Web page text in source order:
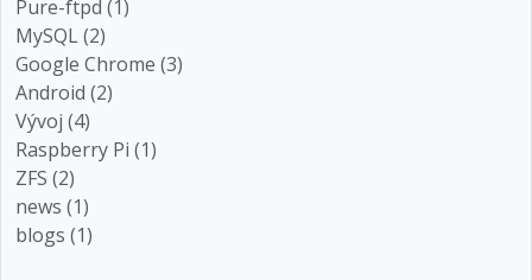
Pure-ftpd (1)
MySQL (2)
Google Chrome (3)
Android (2)
Vývoj (4)
Raspberry Pi (1)
ZFS (2)
news (1)
blogs (1)